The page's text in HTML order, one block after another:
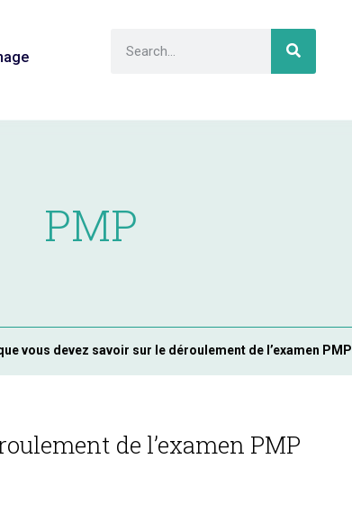
PMP
vous devez savoir sur le déroulement de l’examen PMP
de l’examen PMP